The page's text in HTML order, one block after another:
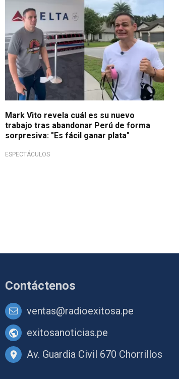
Mark Vito revela cuál es su nuevo
trabajo tras abandonar Perú de forma
sorpresiva: "Es fácil ganar plata"
ESPECTÁCULOS
Contáctenos
ventas@radioexitosa.pe
exitosanoticias.pe
Av. Guardia Civil 670 Chorrillos